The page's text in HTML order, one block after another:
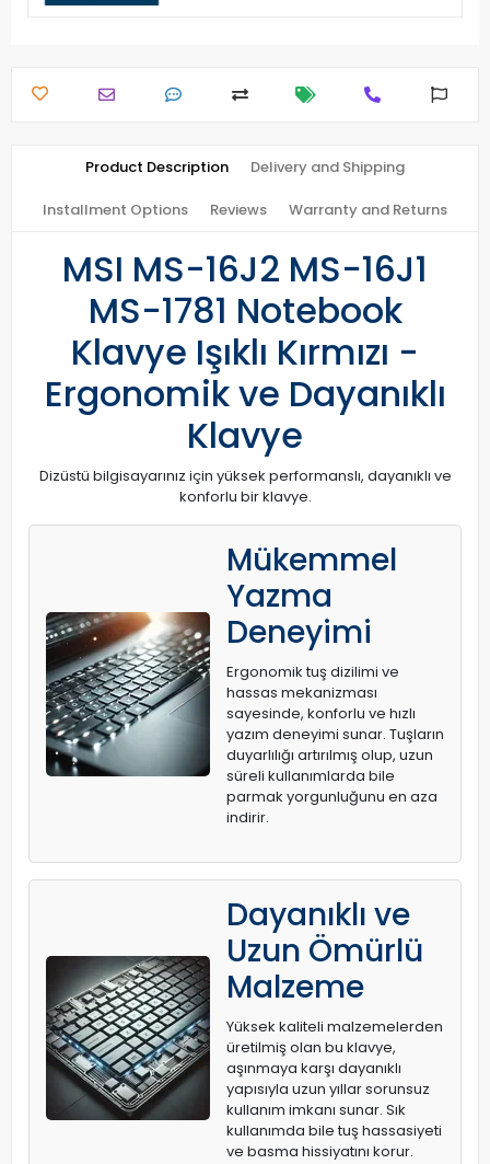
Product Description Delivery and Shipping
Installment Options Reviews Warranty and Returns
MSI MS-16J2 MS-16J1
MS-1781 Notebook
Klavye Işıklı Kırmızı -
Ergonomik ve Dayanıklı
Klavye
Dizüstü bilgisayarınız için yüksek performanslı, dayanıklı ve
konforlu bir klavye.
Mükemmel
Yazma
Deneyimi
Ergonomik tuş dizilimi ve
hassas mekanizması
sayesinde, konforlu ve hızlı
yazım deneyimi sunar. Tuşların
duyarlılığı artırılmış olup, uzun
süreli kullanımlarda bile
parmak yorgunluğunu en aza
indirir.
Dayanıklı ve
Uzun Ömürlü
Malzeme
Yüksek kaliteli malzemelerden
üretilmiş olan bu klavye,
aşınmaya karşı dayanıklı
yapısıyla uzun yıllar sorunsuz
kullanım imkanı sunar. Sık
kullanımda bile tuş hassasiyeti
ve basma hissiyatını korur.